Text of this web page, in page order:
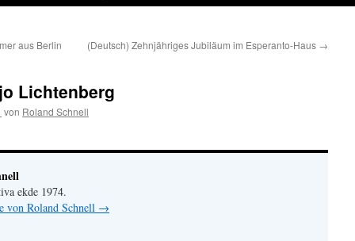
aus Berlin (Deutsch) Zehnjähriges Jubiläum im Esperanto-Haus →
Lichtenberg
von Roland Schnell
ekde 1974.
von Roland Schnell →